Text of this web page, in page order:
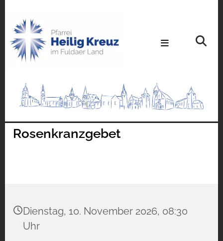
Rosenkranzgebet
Dienstag, 10. November 2026, 08:30
Uhr